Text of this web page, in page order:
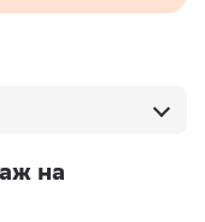
на